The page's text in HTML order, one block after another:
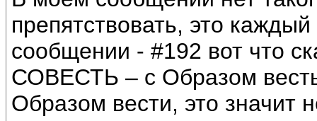
препятствовать, это
сообщении - #192 вот что
СОВЕСТЬ – с Образом
Образом вести, это значит